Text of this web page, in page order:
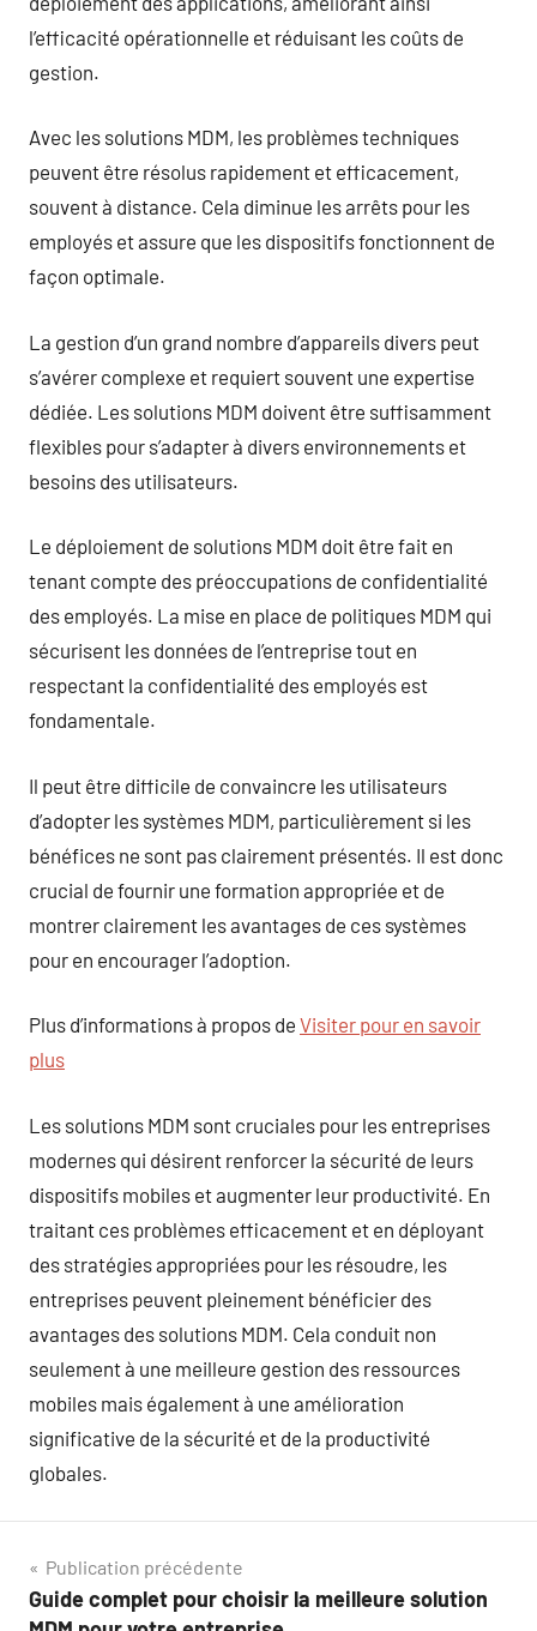
l’efficacité opérationnelle et réduisant les coûts de
gestion.
Avec les solutions MDM, les problèmes techniques
peuvent être résolus rapidement et efficacement,
souvent à distance. Cela diminue les arrêts pour les
employés et assure que les dispositifs fonctionnent de
façon optimale.
La gestion d’un grand nombre d’appareils divers peut
s’avérer complexe et requiert souvent une expertise
dédiée. Les solutions MDM doivent être suffisamment
flexibles pour s’adapter à divers environnements et
besoins des utilisateurs.
Le déploiement de solutions MDM doit être fait en
tenant compte des préoccupations de confidentialité
des employés. La mise en place de politiques MDM qui
sécurisent les données de l’entreprise tout en
respectant la confidentialité des employés est
fondamentale.
Il peut être difficile de convaincre les utilisateurs
d’adopter les systèmes MDM, particulièrement si les
bénéfices ne sont pas clairement présentés. Il est donc
crucial de fournir une formation appropriée et de
montrer clairement les avantages de ces systèmes
pour en encourager l’adoption.
Plus d’informations à propos de Visiter pour en savoir
plus
Les solutions MDM sont cruciales pour les entreprises
modernes qui désirent renforcer la sécurité de leurs
dispositifs mobiles et augmenter leur productivité. En
traitant ces problèmes efficacement et en déployant
des stratégies appropriées pour les résoudre, les
entreprises peuvent pleinement bénéficier des
avantages des solutions MDM. Cela conduit non
seulement à une meilleure gestion des ressources
mobiles mais également à une amélioration
significative de la sécurité et de la productivité
globales.
Navigation
de
Publication précédente
Guide complet pour choisir la meilleure solution